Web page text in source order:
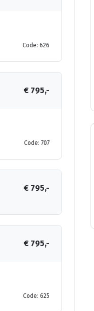
Code: 626
€ 795,-
Code: 707
€ 795,-
€ 795,-
Code: 625